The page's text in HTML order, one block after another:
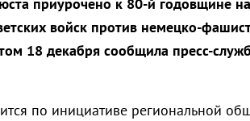
приурочено к 80-й годовщине
войск против немецко-
18 декабря сообщила пресс-
по инициативе региональной